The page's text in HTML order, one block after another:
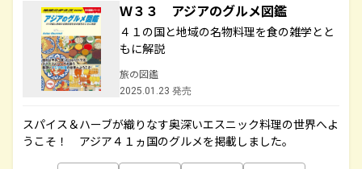
Ｗ３３ アジアのグルメ図鑑
４１の国と地域の名物料理を食の雑学とと
もに解説
旅の図鑑
2025.01.23 発売
スパイス＆ハーブが織りなす奥深いエスニック料理の世界へよ
うこそ！ アジア４１ヵ国のグルメを掲載しました。